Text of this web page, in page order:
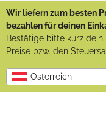
Wir liefern zum besten
bezahlen für deinen
Bestätige bitte kurz
Preise bzw. den
Österreich